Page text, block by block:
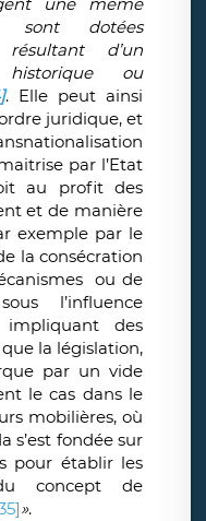
sont dotées
résultant d’un
ou
. Elle peut ainsi
juridique, et
par l’Etat
au profit des
et de manière
exemple par le
la consécration
ou de
l’influence
impliquant des
la législation,
par un vide
le cas dans le
mobilières, où
s’est fondée sur
pour établir les
concept de
».